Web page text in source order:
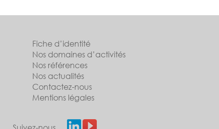
Fiche d’identité
Nos domaines d’activités
Nos références
Nos actualités
Contactez-nous
Mentions légales